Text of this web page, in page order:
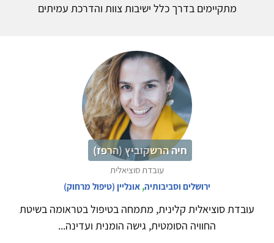
מתקיימים בדרך כלל ישיבות צוות והדרכת עמיתים
חיה הרשקוביץ (הרפז)
עובדת סוציאלית
ירושלים וסביבותיה, אונליין (טיפול מרחוק)
עובדת סוציאלית קלינית, מתמחה בטיפול בטראומה בשיטת
החוויה הסומטית, גישה הומנית ועדינה...